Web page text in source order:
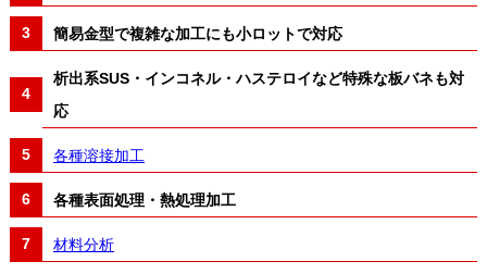
簡易金型で複雑な加工にも小ロットで対応
析出系SUS・インコネル・ハステロイなど特殊な板バネも対
応
各種溶接加工
各種表面処理・熱処理加工
材料分析